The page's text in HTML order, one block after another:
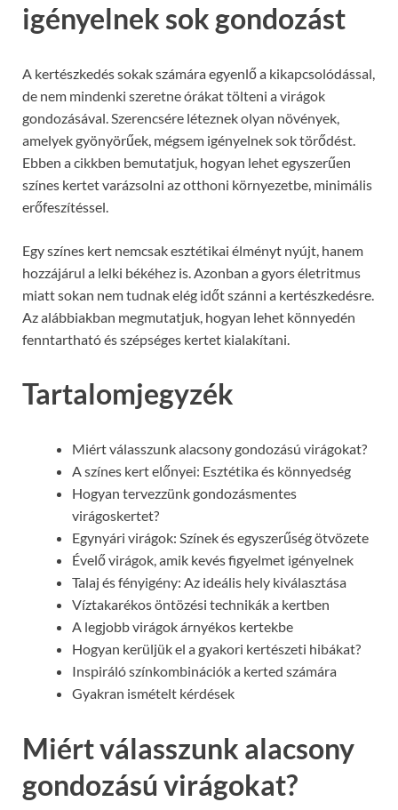
igényelnek sok gondozást
A kertészkedés sokak számára egyenlő a kikapcsolódással,
de nem mindenki szeretne órákat tölteni a virágok
gondozásával. Szerencsére léteznek olyan növények,
amelyek gyönyörűek, mégsem igényelnek sok törődést.
Ebben a cikkben bemutatjuk, hogyan lehet egyszerűen
színes kertet varázsolni az otthoni környezetbe, minimális
erőfeszítéssel.
Egy színes kert nemcsak esztétikai élményt nyújt, hanem
hozzájárul a lelki békéhez is. Azonban a gyors életritmus
miatt sokan nem tudnak elég időt szánni a kertészkedésre.
Az alábbiakban megmutatjuk, hogyan lehet könnyedén
fenntartható és szépséges kertet kialakítani.
Tartalomjegyzék
Miért válasszunk alacsony gondozású virágokat?
A színes kert előnyei: Esztétika és könnyedség
Hogyan tervezzünk gondozásmentes
virágoskertet?
Egynyári virágok: Színek és egyszerűség ötvözete
Évelő virágok, amik kevés figyelmet igényelnek
Talaj és fényigény: Az ideális hely kiválasztása
Víztakarékos öntözési technikák a kertben
A legjobb virágok árnyékos kertekbe
Hogyan kerüljük el a gyakori kertészeti hibákat?
Inspiráló színkombinációk a kerted számára
Gyakran ismételt kérdések
Miért válasszunk alacsony
gondozású virágokat?